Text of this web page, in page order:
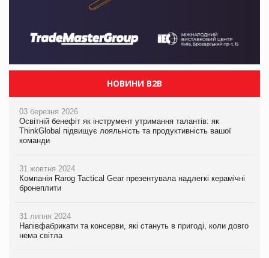
НОВИНИ B2B
03 березня 2026
Освітній бенефіт як інструмент утримання талантів: як
ThinkGlobal підвищує лояльність та продуктивність вашої
команди
31 жовтня 2024
Компанія Rarog Tactical Gear презентувала надлегкі керамічні
бронеплити
31 липня 2024
Напівфабрикати та консерви, які стануть в пригоді, коли довго
нема світла